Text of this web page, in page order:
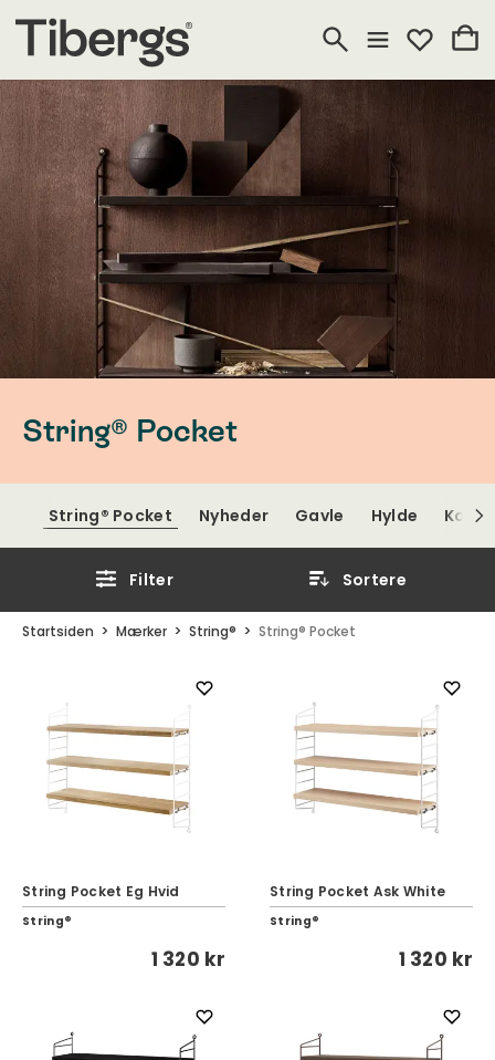
String® Pocket
String® Pocket Nyheder Gavle Hylde
Filter Sortere
Startsiden Mærker String® String® Pocket
String Pocket Eg Hvid
String®
1 320 kr
String Pocket Ask White
String®
1 320 kr